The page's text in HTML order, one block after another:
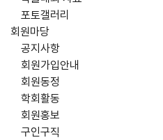
포토갤러리
회원마당
공지사항
회원가입안내
회원동정
학회활동
회원홍보
구인구직